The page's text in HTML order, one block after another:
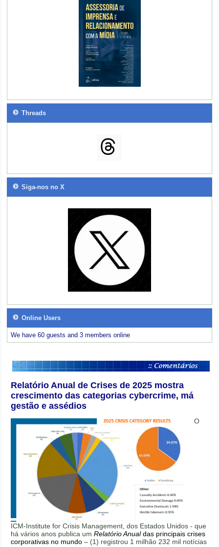
Threads
Siga-nos no X
Online Users
We have 60 guests and 3 members online
Relatório Anual de Crises de 2025 mostra
crescimento das categorias cybercrime, má
gestão e assédios
O
ICM-Institute for Crisis Management, dos Estados Unidos - que
há vários anos publica umRelatório Anualdas principais crises
corporativas no mundo – (1) registrou 1 milhão 232 mil notícias